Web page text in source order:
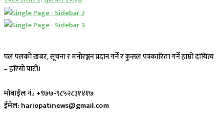
पल पलको खबर, सूचना र मनोरञ्जन प्रदान गर्ने र कुसल पत्रकारिता गर्ने हाम्रो दायित्व
– हरियो पाटी।
मोबाईल नं.: +९७७-९८५२८३१४१७
ईमेल: hariopatinews@gmail.com